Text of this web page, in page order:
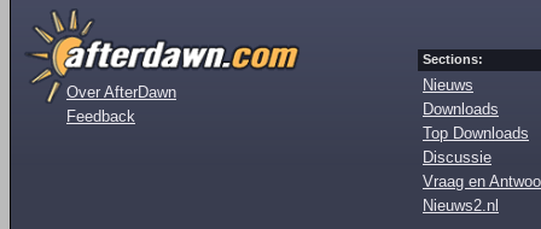
Over AfterDawn
Feedback
Sections:
Nieuws
Downloads
Top Downloads
Discussie
Vraag en
Nieuws2.nl